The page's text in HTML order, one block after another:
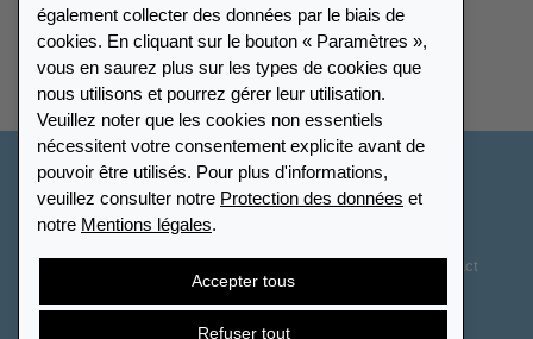
Répertoire des revendeurs
Trouver Leuchtturm
également collecter des données par le biais de
cookies. En cliquant sur le bouton « Paramètres »,
vous en saurez plus sur les types de cookies que
nous utilisons et pourrez gérer leur utilisation.
Veuillez noter que les cookies non essentiels
nécessitent votre consentement explicite avant de
pouvoir être utilisés. Pour plus d'informations,
veuillez consulter notre Protection des données et
notre Mentions légales.
Accepter tous
Refuser tout
France
Paramètres des cookies
Contact
Droit de rétractation Résilier le contrat